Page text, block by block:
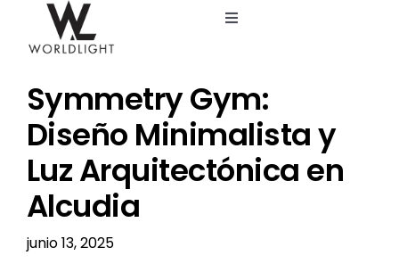
contenido
Toggle
Servicios
Catálogo
Blog
Symmetry Gym:
Diseño Minimalista y
Luz Arquitectónica en
Alcudia
junio 13, 2025